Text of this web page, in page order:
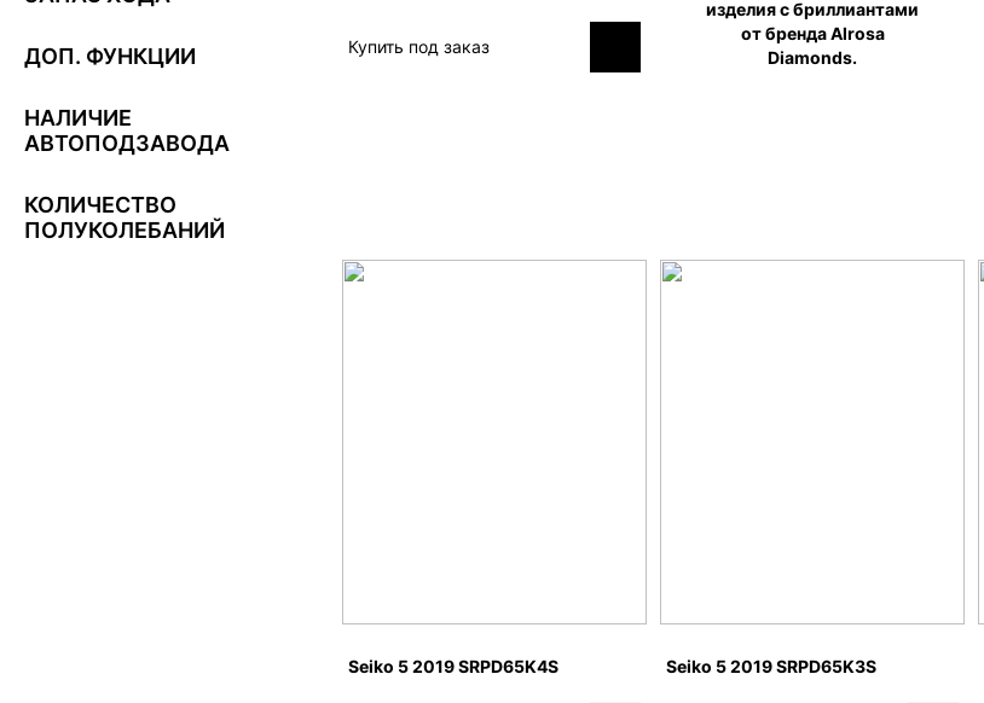
ДОП. ФУНКЦИИ
НАЛИЧИЕ
АВТОПОДЗАВОДА
КОЛИЧЕСТВО
ПОЛУКОЛЕБАНИЙ
Купить под заказ
изделия c бриллиантами
от бренда Alrosa
Diamonds.
Seiko 5 2019 SRPD65K4S Seiko 5 2019 SRPD65K3S